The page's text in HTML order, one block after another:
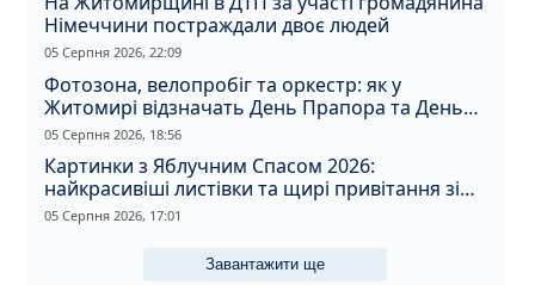
Німеччини постраждали двоє людей
05 Серпня 2026, 22:09
Фотозона, велопробіг та оркестр: як у
Житомирі відзначать День Прапора та День
Незалежності
05 Серпня 2026, 18:56
Картинки з Яблучним Спасом 2026:
найкрасивіші листівки та щирі привітання зі
святом
05 Серпня 2026, 17:01
Завантажити ще